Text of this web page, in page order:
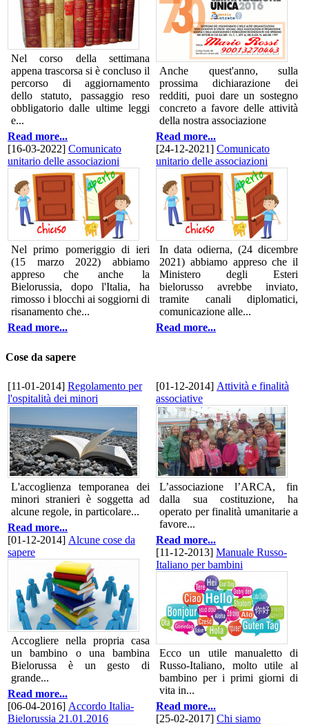
Nel corso della settimana
appena trascorsa si è concluso il
percorso di aggiornamento
dello statuto, passaggio reso
obbligatorio dalle ultime leggi
e...
Read more...
[16-03-2022] Comunicato
unitario delle associazioni
Nel primo pomeriggio di ieri
(15 marzo 2022) abbiamo
appreso che anche la
Bielorussia, dopo l'Italia, ha
rimosso i blocchi ai soggiorni di
risanamento che...
Read more...
Anche quest'anno, sulla
prossima dichiarazione dei
redditi, puoi dare un sostegno
concreto a favore delle attività
della nostra associazione
Read more...
[24-12-2021] Comunicato
unitario delle associazioni
In data odierna, (24 dicembre
2021) abbiamo appreso che il
Ministero degli Esteri
bielorusso avrebbe inviato,
tramite canali diplomatici,
comunicazione alle...
Read more...
Cose da sapere
[11-01-2014] Regolamento per
l'ospitalità dei minori
L'accoglienza temporanea dei
minori stranieri è soggetta ad
alcune regole, in particolare...
Read more...
[01-12-2014] Alcune cose da
sapere
Accogliere nella propria casa
un bambino o una bambina
Bielorussa è un gesto di
grande...
Read more...
[06-04-2016] Accordo Italia-
Bielorussia 21.01.2016
[01-12-2014] Attività e finalità
associative
L’associazione l’ARCA, fin
dalla sua costituzione, ha
operato per finalità umanitarie a
favore...
Read more...
[11-12-2013] Manuale Russo-
Italiano per bambini
Ecco un utile manualetto di
Russo-Italiano, molto utile al
bambino per i primi giorni di
vita in...
Read more...
[25-02-2017] Chi siamo